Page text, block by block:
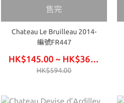
售完
Chateau Le Bruilleau 2014-
編號FR447
HK$145.00 ~ HK$360.00
HK$594.00